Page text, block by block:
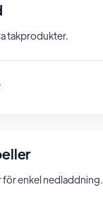
takprodukter.
för enkel nedladdning.